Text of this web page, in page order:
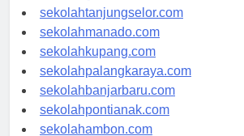
sekolahgorontalo.com
sekolahtanjungselor.com
sekolahmanado.com
sekolahkupang.com
sekolahpalangkaraya.com
sekolahbanjarbaru.com
sekolahpontianak.com